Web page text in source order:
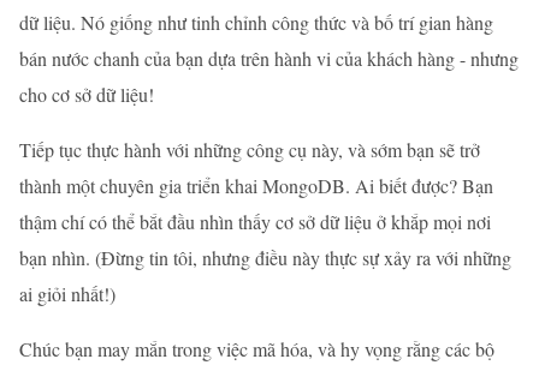
dữ liệu. Nó giống như tinh chỉnh công thức và bố trí gian hàng
bán nước chanh của bạn dựa trên hành vi của khách hàng - nhưng
cho cơ sở dữ liệu!
Tiếp tục thực hành với những công cụ này, và sớm bạn sẽ trở
thành một chuyên gia triển khai MongoDB. Ai biết được? Bạn
thậm chí có thể bắt đầu nhìn thấy cơ sở dữ liệu ở khắp mọi nơi
bạn nhìn. (Đừng tin tôi, nhưng điều này thực sự xảy ra với những
ai giỏi nhất!)
Chúc bạn may mắn trong việc mã hóa, và hy vọng rằng các bộ